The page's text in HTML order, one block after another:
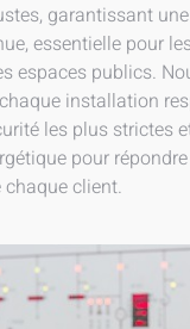
garantissant
essentielle pour
espaces publics.
installation
les plus strictes
pour
client.